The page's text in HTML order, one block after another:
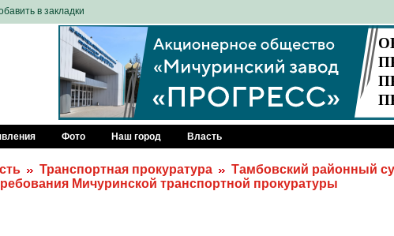
в закладки
Фото Наш город Власть
Транспортная прокуратура
Тамбовский районный
Мичуринской транспортной прокуратуры